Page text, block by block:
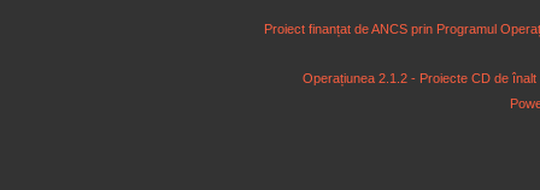
Proiect finanțat de ANCS prin Programul
Operațiunea 2.1.2 - Proiecte CD de